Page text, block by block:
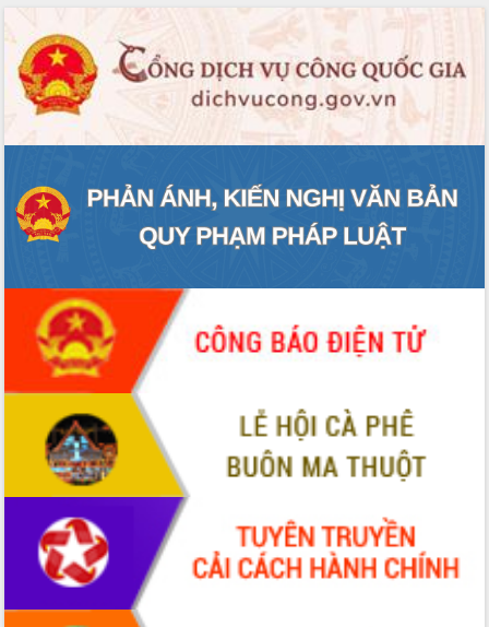
THÔNG TIN CHỈ ĐẠO ĐIỀU HÀNH
HỆ THỐNG VĂN BẢN
VĂN BẢN HĐND TỈNH
QUY HOẠCH - KẾ HOẠCH